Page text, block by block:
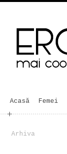
Acasă Femei
Arhiva